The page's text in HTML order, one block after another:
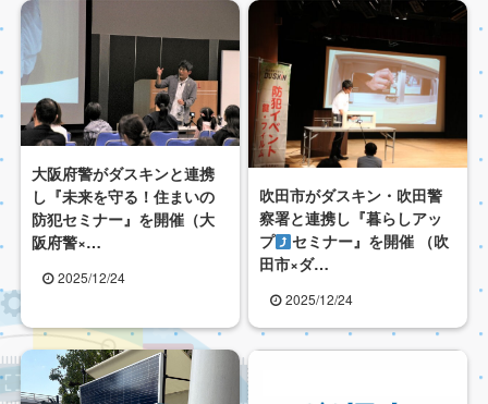
大阪府警がダスキンと連携
し『未来を守る！住まいの
防犯セミナー』を開催（大
阪府警×…
2025/12/24
吹田市がダスキン・吹田警
察署と連携し『暮らしアッ
プ
セミナー』を開催 （吹
田市×ダ…
2025/12/24